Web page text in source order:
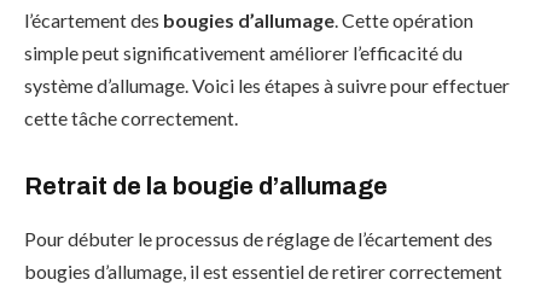
l’écartement des bougies d’allumage. Cette opération
simple peut significativement améliorer l’efficacité du
système d’allumage. Voici les étapes à suivre pour effectuer
cette tâche correctement.
Retrait de la bougie d’allumage
Pour débuter le processus de réglage de l’écartement des
bougies d’allumage, il est essentiel de retirer correctement